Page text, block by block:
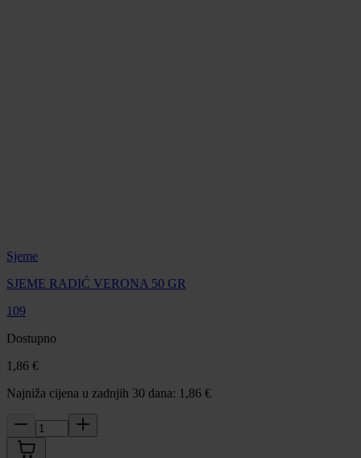
Sjeme
SJEME RADIĆ VERONA 50 GR
109
Dostupno
1,86 €
Najniža cijena u zadnjih 30 dana: 1,86 €